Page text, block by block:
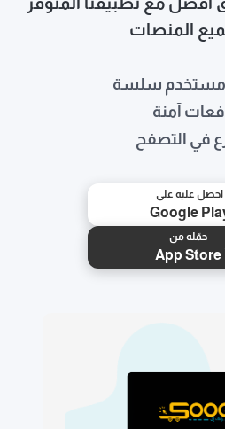
المنصات
مستخدم سلسة
آمنة
في التصفح
احصل عليه على
Google
حمّله من
App Store